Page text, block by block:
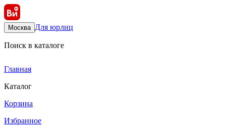
Москва Для юрлиц
Поиск в каталоге
Главная
Каталог
Корзина
Избранное